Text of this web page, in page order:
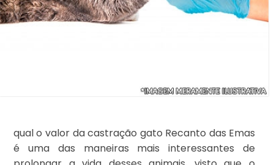
qual o valor da castração gato Recanto das Emas
é uma das maneiras mais interessantes de